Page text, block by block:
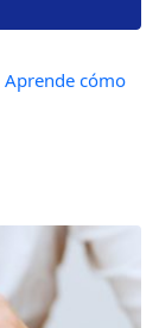
Aprende cómo